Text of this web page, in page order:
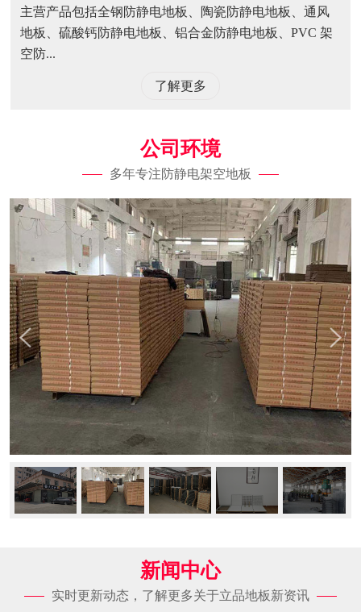
主营产品包括全钢防静电地板、陶瓷防静电地板、通风
地板、硫酸钙防静电地板、铝合金防静电地板、PVC 架
空防...
了解更多
公司环境
多年专注防静电架空地板
新闻中心
实时更新动态，了解更多关于立品地板新资讯